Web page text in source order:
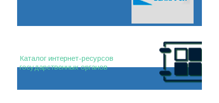
Каталог интернет-ресурсов
государственных органов